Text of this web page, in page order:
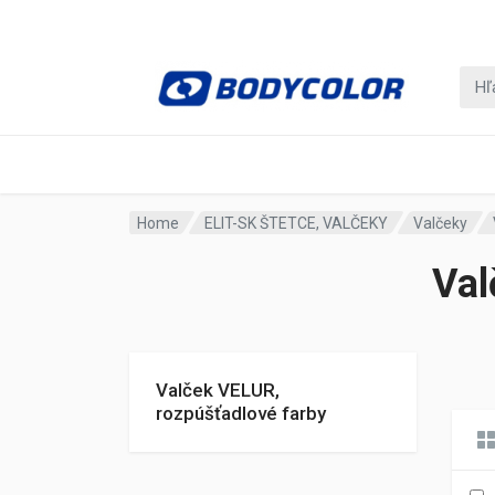
Home ELIT-SK ŠTETCE, VALČEKY Valčeky
Valček VELUR,
rozpúšťadlové farby